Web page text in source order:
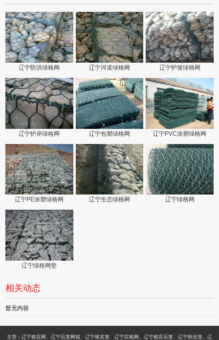
辽宁防洪绿格网 辽宁河道绿格网 辽宁护坡绿格网
辽宁护岸绿格网 辽宁包塑绿格网 辽宁PVC涂塑绿格网
辽宁PE涂塑绿格网 辽宁生态绿格网 辽宁绿格网
辽宁绿格网垫
相关动态
暂无内容
主营：辽宁格宾网、辽宁石笼网箱、辽宁格宾笼、辽宁宾格网、辽宁格宾石笼、辽宁铁丝笼、辽